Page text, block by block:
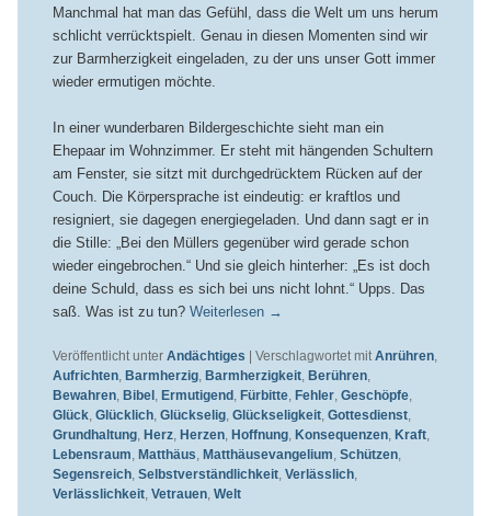
Manchmal hat man das Gefühl, dass die Welt um uns herum
schlicht verrücktspielt. Genau in diesen Momenten sind wir
zur Barmherzigkeit eingeladen, zu der uns unser Gott immer
wieder ermutigen möchte.
In einer wunderbaren Bildergeschichte sieht man ein
Ehepaar im Wohnzimmer. Er steht mit hängenden Schultern
am Fenster, sie sitzt mit durchgedrücktem Rücken auf der
Couch. Die Körpersprache ist eindeutig: er kraftlos und
resigniert, sie dagegen energiegeladen. Und dann sagt er in
die Stille: „Bei den Müllers gegenüber wird gerade schon
wieder eingebrochen.“ Und sie gleich hinterher: „Es ist doch
deine Schuld, dass es sich bei uns nicht lohnt.“ Upps. Das
saß. Was ist zu tun? Weiterlesen →
Veröffentlicht unter Andächtiges Verschlagwortet mit Anrühren,
Aufrichten, Barmherzig, Barmherzigkeit, Berühren,
Bewahren, Bibel , Ermutigend , Fürbitte, Fehler, Geschöpfe,
Glück, Glücklich, Glückselig, Glückseligkeit, Gottesdienst,
Grundhaltung, Herz, Herzen, Hoffnung, Konsequenzen, Kraft,
Lebensraum, Matthäus, Matthäusevangelium, Schützen,
Segensreich, Selbstverständlichkeit, Verlässlich,
Verlässlichkeit, Vetrauen, Welt